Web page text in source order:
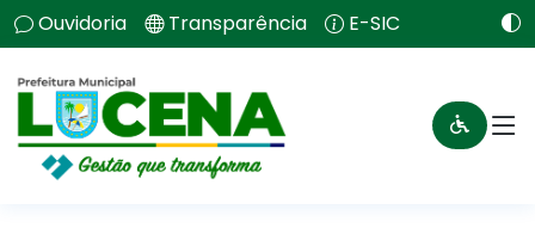
Ouvidoria Transparência E-SIC